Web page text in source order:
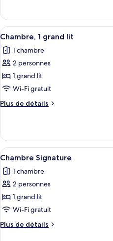
Chambre,
très
grand
lit
le
type
de
Chambre,
grand
lit
Afficher
toutes
les
photos
pour
ce
type
de
Chambre,
grand
lit
1
Chambre, 1 grand lit
1 chambre
2 personnes
1 grand lit
Wi-Fi gratuit
Plus de détails
Plus
le
type
de
Chambre,
lit
Afficher
toutes
les
photos
pour
ce
type
de
2
Chambre Signature
1 chambre
2 personnes
1 grand lit
Wi-Fi gratuit
Plus de détails
Plus